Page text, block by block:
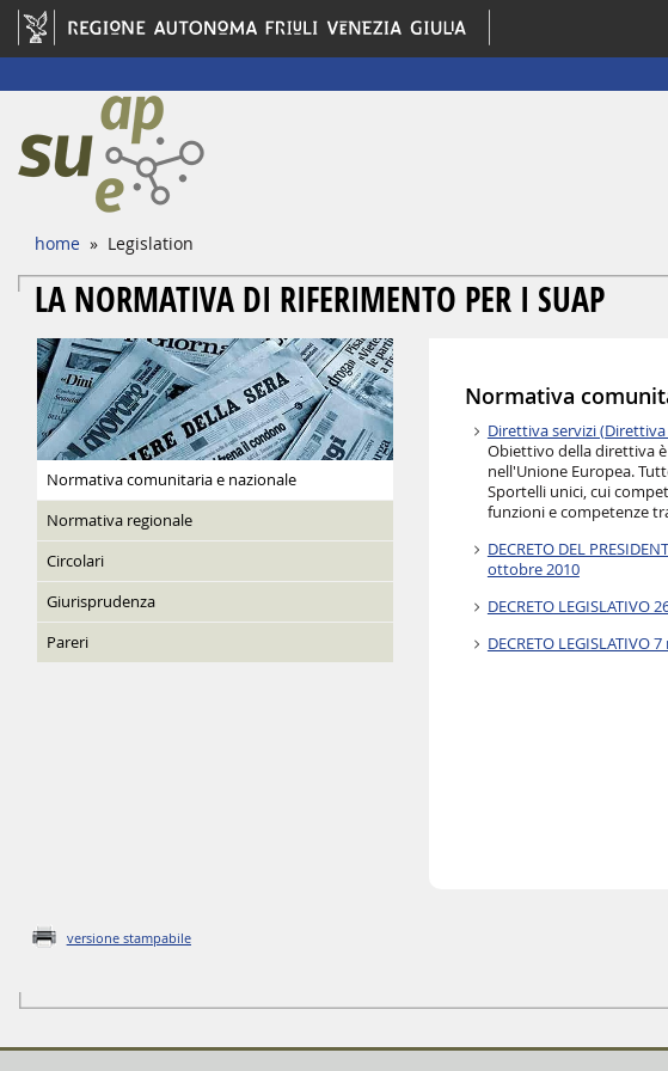
home » Legislation
LA NORMATIVA DI RIFERIMENTO PER I SUAP
Normativa comunitaria e nazionale
Normativa regionale
Circolari
Giurisprudenza
Pareri
Normativa
Direttiva servizi
Obiettivo della direttiva
nell'Unione Europea.
Sportelli unici, cui
funzioni e competenze
DECRETO DEL
ottobre 2010
DECRETO LEGISLATIVO
DECRETO LEGISLATIVO
versione stampabile